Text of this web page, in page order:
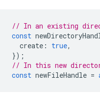
// In an existing
const
create : true,
});
// In this new
const newFileHandle =